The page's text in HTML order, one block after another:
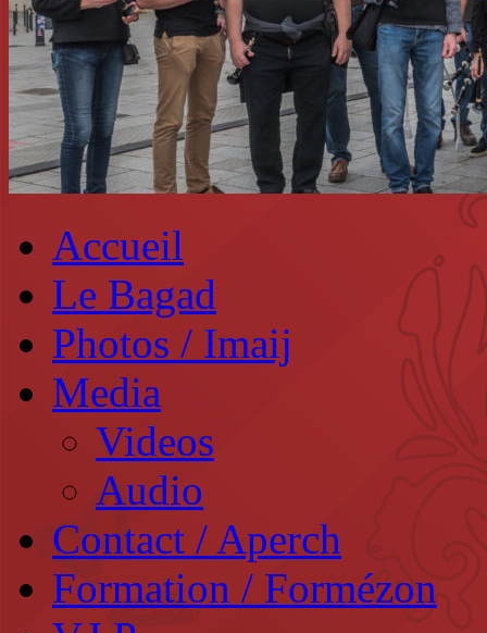
Accueil
Le Bagad
Photos / Imaij
Media
Videos
Audio
Contact / Aperch
Formation / Formézon